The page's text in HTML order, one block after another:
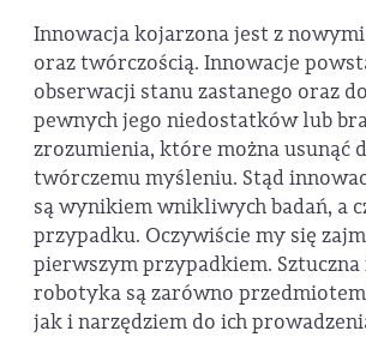
Innowacja kojarzona jest z
oraz twórczością. Innowacje
obserwacji stanu zastanego oraz
pewnych jego niedostatków lub
zrozumienia, które można usunąć
twórczemu myśleniu. Stąd
są wynikiem wnikliwych badań, a
przypadku. Oczywiście my się
pierwszym przypadkiem.
robotyka są zarówno
jak i narzędziem do ich